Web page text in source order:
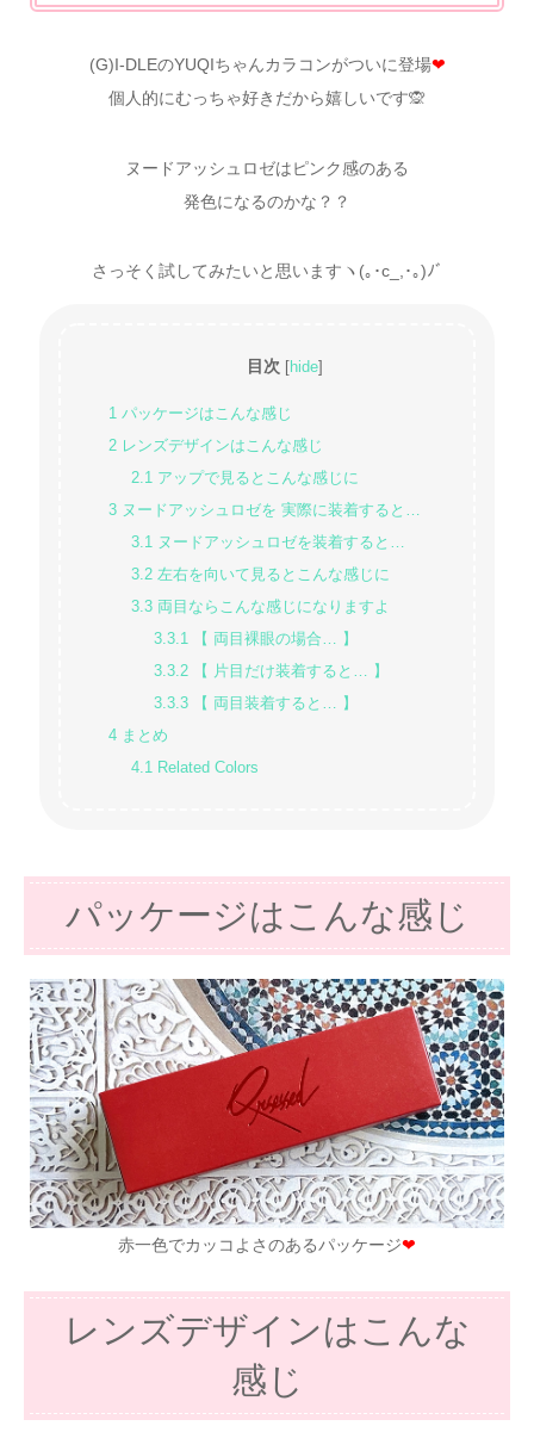
(G)I-DLEのYUQIちゃんカラコンがついに登場❤
個人的にむっちゃ好きだから嬉しいです🙊
ヌードアッシュロゼはピンク感のある
発色になるのかな？？
さっそく試してみたいと思いますヽ(｡･c_,･｡)ﾉﾞ
目次 hide
1 パッケージはこんな感じ
2 レンズデザインはこんな感じ
2.1アップで見るとこんな感じに
3 ヌードアッシュロゼを 実際に装着すると…
3.1ヌードアッシュロゼを装着すると…
3.2左右を向いて見るとこんな感じに
3.3両目ならこんな感じになりますよ
3.3.1【 両目裸眼の場合… 】
3.3.2【 片目だけ装着すると… 】
3.3.3【 両目装着すると… 】
4 まとめ
4.1Related Colors
パッケージはこんな感じ
赤一色でカッコよさのあるパッケージ❤
レンズデザインはこんな
感じ